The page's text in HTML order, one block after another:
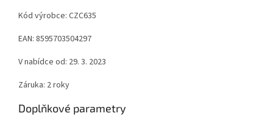
Kód výrobce: CZC635
EAN: 8595703504297
V nabídce od: 29. 3. 2023
Záruka: 2 roky
Doplňkové parametry